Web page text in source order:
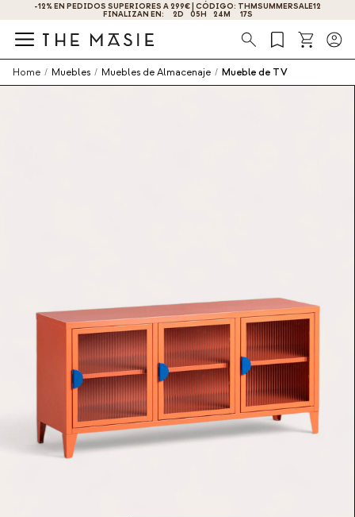
-12% EN PEDIDOS SUPERIORES A 299€ | CÓDIGO: THMSUMMERSALE12
FINALIZAN EN: 2D 05H 24M 17S
¡OBTÉN UN -10% DE DESCUENTO AL SUSCRIBIRTE
Búsqueda
Home / Muebles / Muebles de Almacenaje / Mueble de TV